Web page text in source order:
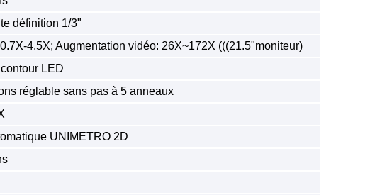
définition 1/3"
4.5X; Augmentation vidéo: 26X~172X (((21.5"moniteur)
LED
réglable sans pas à 5 anneaux
UNIMETRO 2D